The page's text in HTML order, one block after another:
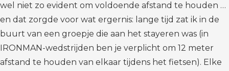
wel niet zo evident om voldoende afstand te houden …
en dat zorgde voor wat ergernis: lange tijd zat ik in de
buurt van een groepje die aan het stayeren was (in
IRONMAN-wedstrijden ben je verplicht om 12 meter
afstand te houden van elkaar tijdens het fietsen). Elke